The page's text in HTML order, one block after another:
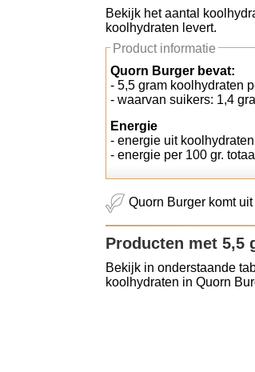
Koolhydraten tellenBekijk het aantal
koolhydraten levert.
Product informatie
Quorn Burger bevat:
- 5,5 gram koolhydraten
- waarvan suikers: 1,4
Energie
- energie uit
- energie per 100 gr.
Quorn Burger komt
Producten met 5,5
Bekijk in onderstaande
koolhydraten in Quorn